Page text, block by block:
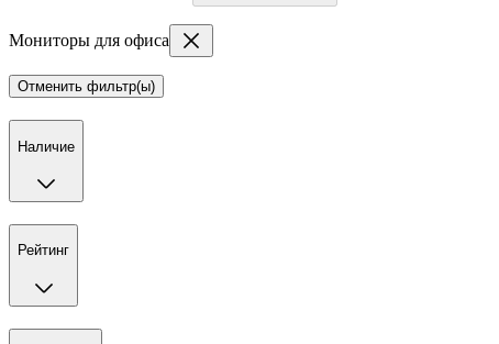
Мониторы для офиса
Отменить фильтр(ы)
Наличие
Рейтинг